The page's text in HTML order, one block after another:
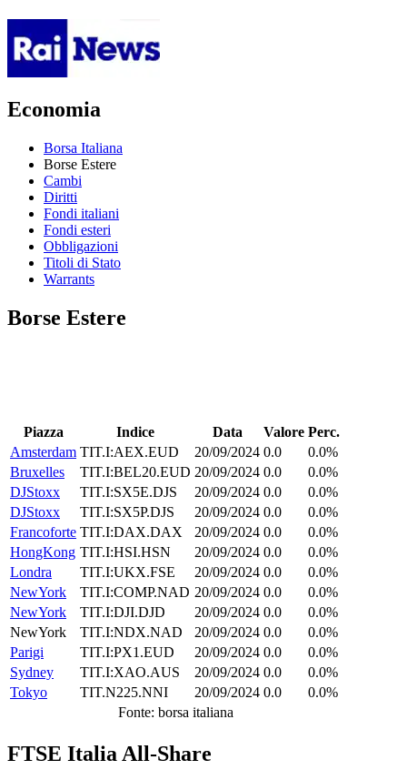
Economia
Borsa Italiana
Borse Estere
Cambi
Diritti
Fondi italiani
Fondi esteri
Obbligazioni
Titoli di Stato
Warrants
Borse Estere
Piazza Indice Data Valore Perc.
Amsterdam TIT.I:AEX.EUD 20/09/2024 0.0
0.0%
Bruxelles
TIT.I:BEL20.EUD 20/09/2024 0.0
0.0%
DJStoxx
TIT.I:SX5E.DJS 20/09/2024 0.0
0.0%
DJStoxx
TIT.I:SX5P.DJS 20/09/2024 0.0
0.0%
Francoforte TIT.I:DAX.DAX 20/09/2024 0.0
0.0%
HongKong TIT.I:HSI.HSN 20/09/2024 0.0
0.0%
Londra
TIT.I:UKX.FSE 20/09/2024 0.0
0.0%
NewYork
TIT.I:COMP.NAD 20/09/2024 0.0
0.0%
NewYork
TIT.I:DJI.DJD 20/09/2024 0.0
0.0%
NewYork
TIT.I:NDX.NAD 20/09/2024 0.0
0.0%
Parigi
TIT.I:PX1.EUD 20/09/2024 0.0
0.0%
Sydney
TIT.I:XAO.AUS 20/09/2024 0.0
0.0%
Tokyo
TIT.N225.NNI 20/09/2024 0.0
0.0%
Fonte: borsa italiana
FTSE Italia All-Share